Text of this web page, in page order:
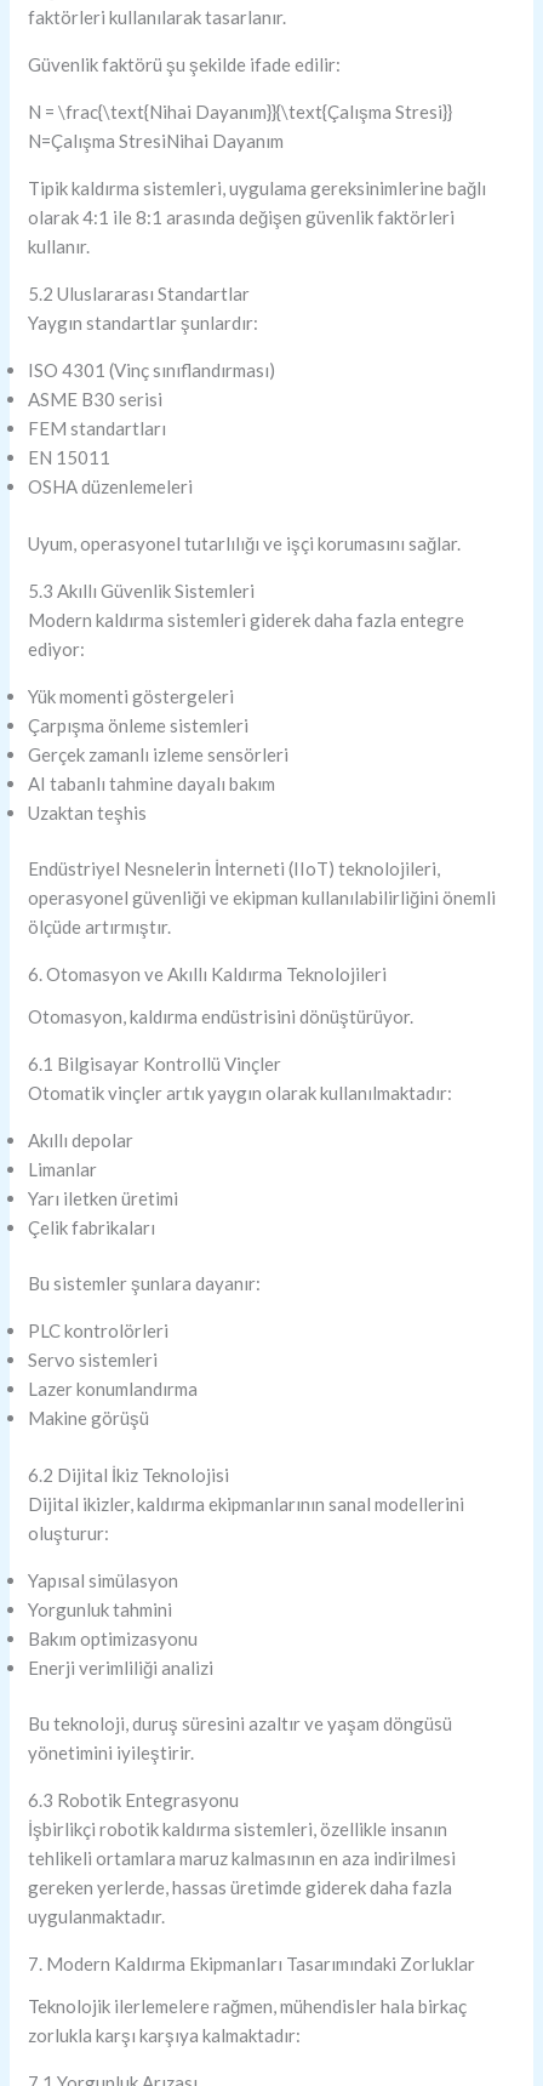
faktörleri kullanılarak tasarlanır.
Güvenlik faktörü şu şekilde ifade edilir:
N = \frac{\text{Nihai Dayanım}}{\text{Çalışma Stresi}}
N=Çalışma StresiNihai Dayanım​
Tipik kaldırma sistemleri, uygulama gereksinimlerine bağlı
olarak 4:1 ile 8:1 arasında değişen güvenlik faktörleri
kullanır.
5.2 Uluslararası Standartlar
Yaygın standartlar şunlardır:
ISO 4301 (Vinç sınıflandırması)
ASME B30 serisi
FEM standartları
EN 15011
OSHA düzenlemeleri
Uyum, operasyonel tutarlılığı ve işçi korumasını sağlar.
5.3 Akıllı Güvenlik Sistemleri
Modern kaldırma sistemleri giderek daha fazla entegre
ediyor:
Yük momenti göstergeleri
Çarpışma önleme sistemleri
Gerçek zamanlı izleme sensörleri
AI tabanlı tahmine dayalı bakım
Uzaktan teşhis
Endüstriyel Nesnelerin İnterneti (IIoT) teknolojileri,
operasyonel güvenliği ve ekipman kullanılabilirliğini önemli
ölçüde artırmıştır.
6. Otomasyon ve Akıllı Kaldırma Teknolojileri
Otomasyon, kaldırma endüstrisini dönüştürüyor.
6.1 Bilgisayar Kontrollü Vinçler
Otomatik vinçler artık yaygın olarak kullanılmaktadır:
Akıllı depolar
Limanlar
Yarı iletken üretimi
Çelik fabrikaları
Bu sistemler şunlara dayanır:
PLC kontrolörleri
Servo sistemleri
Lazer konumlandırma
Makine görüşü
6.2 Dijital İkiz Teknolojisi
Dijital ikizler, kaldırma ekipmanlarının sanal modellerini
oluşturur:
Yapısal simülasyon
Yorgunluk tahmini
Bakım optimizasyonu
Enerji verimliliği analizi
Bu teknoloji, duruş süresini azaltır ve yaşam döngüsü
yönetimini iyileştirir.
6.3 Robotik Entegrasyonu
İşbirlikçi robotik kaldırma sistemleri, özellikle insanın
tehlikeli ortamlara maruz kalmasının en aza indirilmesi
gereken yerlerde, hassas üretimde giderek daha fazla
uygulanmaktadır.
7. Modern Kaldırma Ekipmanları Tasarımındaki Zorluklar
Teknolojik ilerlemelere rağmen, mühendisler hala birkaç
zorlukla karşı karşıya kalmaktadır: